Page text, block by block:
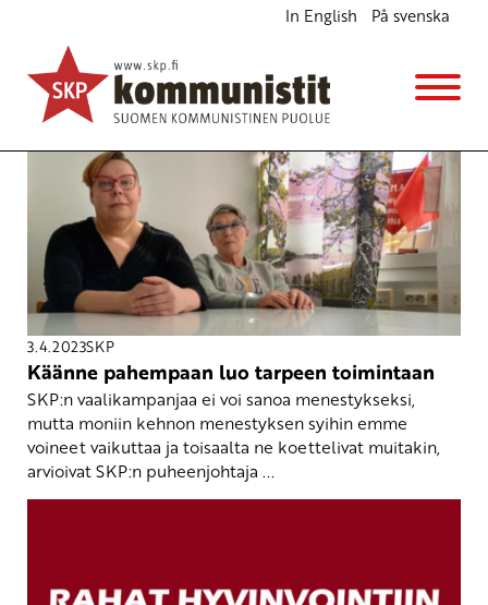
In English På svenska
Eduskuntavaalit 2023
3.4.2023SKP
Käänne pahempaan luo tarpeen toimintaan
SKP:n vaalikampanjaa ei voi sanoa menestykseksi,
mutta moniin kehnon menestyksen syihin emme
voineet vaikuttaa ja toisaalta ne koettelivat muitakin,
arvioivat SKP:n puheenjohtaja ...